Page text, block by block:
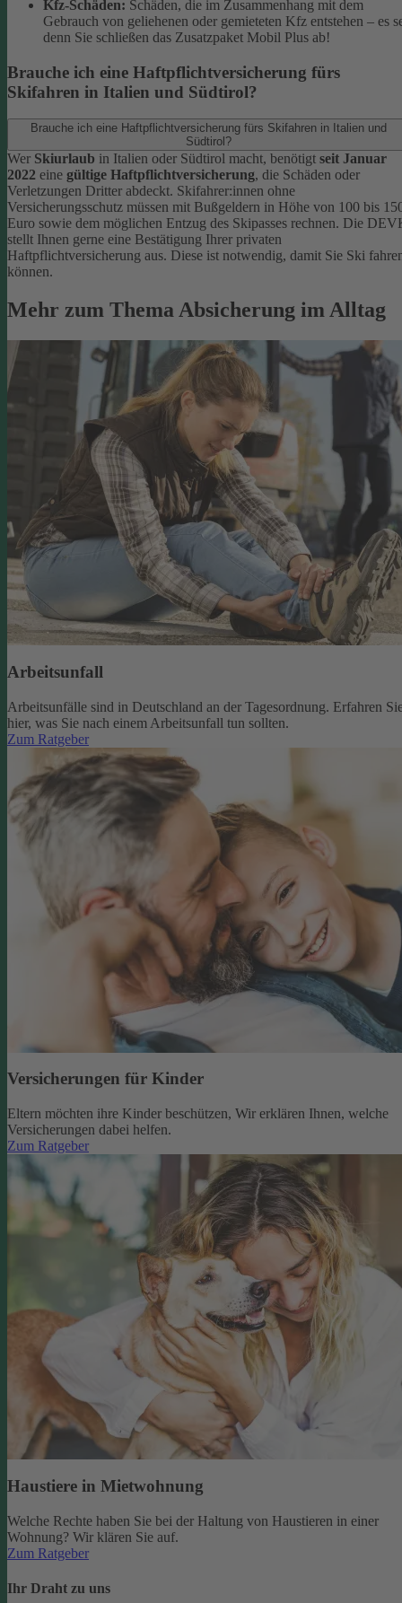
Kfz-Schäden: Schäden, die im Zusammenhang mit dem
Gebrauch von geliehenen oder gemieteten Kfz entstehen – es
denn Sie schließen das Zusatzpaket Mobil Plus ab!
Brauche ich eine Haftpflichtversicherung fürs
Skifahren in Italien und Südtirol?
Brauche ich eine Haftpflichtversicherung fürs Skifahren in Italien und
Südtirol?
Wer Skiurlaub in Italien oder Südtirol macht, benötigt seit Januar
2022 eine gültige Haftpflichtversicherung, die Schäden oder
Verletzungen Dritter abdeckt. Skifahrer:innen ohne
Versicherungsschutz müssen mit Bußgeldern in Höhe von 100 bis
Euro sowie dem möglichen Entzug des Skipasses rechnen. Die
stellt Ihnen gerne eine Bestätigung Ihrer privaten
Haftpflichtversicherung aus. Diese ist notwendig, damit Sie Ski
können.
Mehr zum Thema Absicherung im Alltag
Arbeitsunfall
Arbeitsunfälle sind in Deutschland an der Tagesordnung. Erfahren
hier, was Sie nach einem Arbeitsunfall tun sollten.
Zum Ratgeber
Versicherungen für Kinder
Eltern möchten ihre Kinder beschützen, Wir erklären Ihnen, welche
Versicherungen dabei helfen.
Zum Ratgeber
Haustiere in Mietwohnung
Welche Rechte haben Sie bei der Haltung von Haustieren in einer
Wohnung? Wir klären Sie auf.
Zum Ratgeber
Ihr Draht zu uns